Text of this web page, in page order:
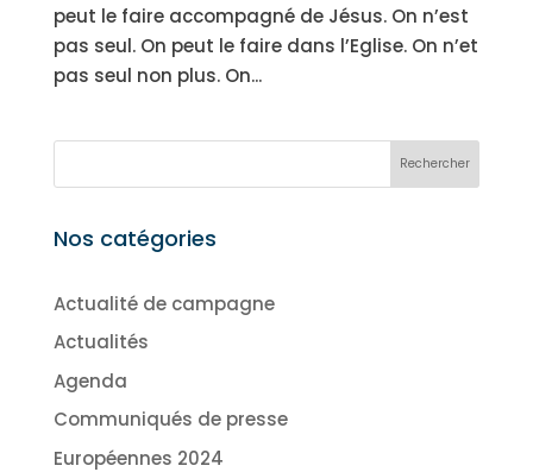
peut le faire accompagné de Jésus. On n’est
pas seul. On peut le faire dans l’Eglise. On n’et
pas seul non plus. On...
Nos catégories
Actualité de campagne
Actualités
Agenda
Communiqués de presse
Européennes 2024